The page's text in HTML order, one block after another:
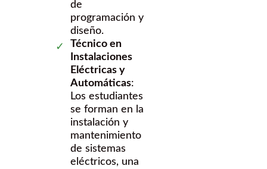
de
programación y
diseño.
Técnico en
Instalaciones
Eléctricas y
Automáticas:
Los estudiantes
se forman en la
instalación y
mantenimiento
de sistemas
eléctricos, una